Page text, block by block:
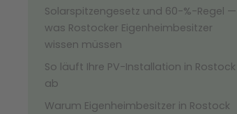
Solarspitzengesetz und 60-%-Regel —
was Rostocker Eigenheimbesitzer
wissen müssen
So läuft Ihre PV-Installation in Rostock
ab
Warum Eigenheimbesitzer in Rostock